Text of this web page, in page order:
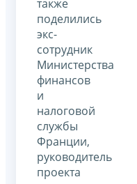
также
поделились
экс-
сотрудник
Министерства
финансов
и
налоговой
службы
Франции,
руководитель
проекта